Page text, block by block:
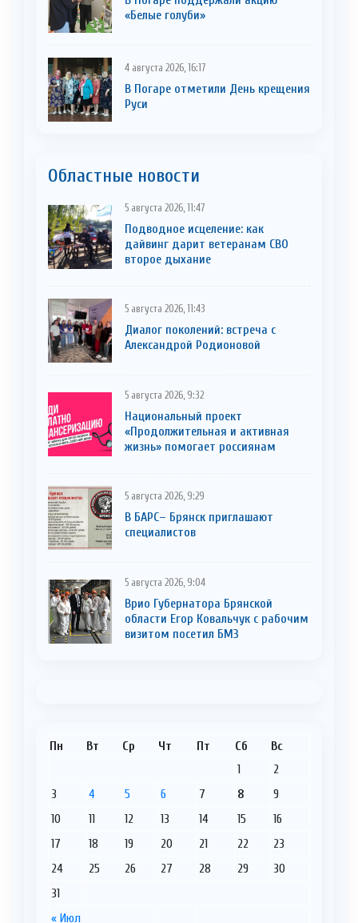
«Белые голуби»
4 августа 2026, 16:17
В Погаре отметили День крещения
Руси
Областные новости
5 августа 2026, 11:47
Подводное исцеление: как
дайвинг дарит ветеранам СВО
второе дыхание
5 августа 2026, 11:43
Диалог поколений: встреча с
Александрой Родионовой
5 августа 2026, 9:32
Национальный проект
«Продолжительная и активная
жизнь» помогает россиянам
5 августа 2026, 9:29
В БАРС– Брянcк приглaшают
cпециaлистoв
5 августа 2026, 9:04
Врио Губернатора Брянской
области Егор Ковальчук с рабочим
визитом посетил БМЗ
Пн Вт Ср Чт Пт Сб Вс
« Июл
1
2
3
4 5 6 7 8
9
10
11 12 13 14 15
16
17
18 19 20 21 22
23
24
25 26 27 28 29
30
31